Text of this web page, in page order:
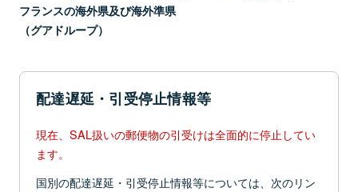
フランスの海外県及び海外準県
（グアドループ）
配達遅延・引受停止情報等
現在、SAL扱いの郵便物の引受けは全面的に停止してい
ます。
国別の配達遅延・引受停止情報等については、次のリン